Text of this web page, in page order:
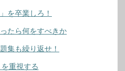
を卒業しろ！
たら何をすべきか
集も繰り返せ！
重視する